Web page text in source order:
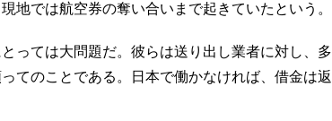
地では航空券の奪い合いまで起きていたという。
っては大問題だ。彼らは送り出し業者に対し、多
てのことである。日本で働かなければ、借金は返